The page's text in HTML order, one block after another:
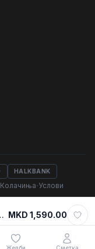
AMD AM4 /AM5, TDP 130W, BK030 MKD 1,590.00
HALKBANK
Колачиња·Услови